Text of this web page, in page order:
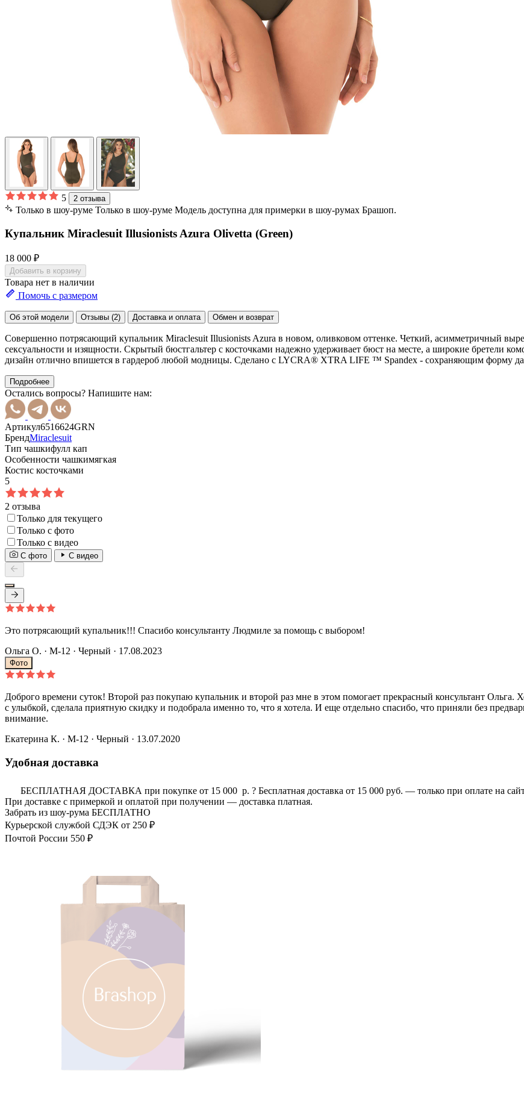
5 2 отзыва
Только в шоу-руме Только в шоу-руме Модель доступна для примерки в шоу-румах Брашоп.
Купальник Miraclesuit Illusionists Azura Olivetta (Green)
18 000 ₽
Добавить в корзину
Товара нет в наличии
Помочь с размером
Об этой модели Отзывы (2) Доставка и оплата Обмен и возврат
Совершенно потрясающий купальник Miraclesuit Illusionists Azura в новом, оливковом оттенке. Четкий, асимметричный
сексуальности и изящности. Скрытый бюстгальтер с косточками надежно удерживает бюст на месте, а широкие бретели
дизайн отлично впишется в гардероб любой модницы. Сделано с LYCRA® XTRA LIFE ™ Spandex - сохраняющим форму
Подробнее
Остались вопросы? Напишите нам:
Артикул6516624GRN
БрендMiraclesuit
Тип чашкифулл кап
Особенности чашкимягкая
Костис косточками
5
2 отзыва
Только для текущего
Только с фото
Только с видео
С фото С видео
Это потрясающий купальник!!! Спасибо консультанту Людмиле за помощь с выбором!
Ольга О. · M-12 · Черный · 17.08.2023
Фото
Доброго времени суток! Второй раз покупаю купальник и второй раз мне в этом помогает прекрасный консультант Ольга.
с улыбкой, сделала приятную скидку и подобрала именно то, что я хотела. И еще отдельно спасибо, что приняли без
внимание.
Екатерина К. · M-12 · Черный · 13.07.2020
Удобная доставка
БЕСПЛАТНАЯ ДОСТАВКА при покупке от 15 000 р. ? Бесплатная доставка от 15 000 руб. — только при оплате на
При доставке с примеркой и оплатой при получении — доставка платная.
Забрать из шоу-рума БЕСПЛАТНО
Курьерской службой СДЭК от 250 ₽
Почтой России 550 ₽